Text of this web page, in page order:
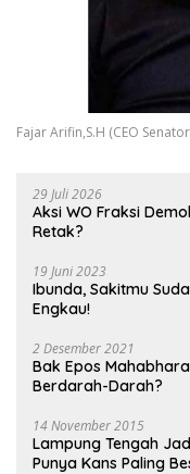
Fajar Arifin,S.H (CEO
29 Juli 2026
Aksi WO Fraksi
Retak?
19 Juni 2023
Ibunda, Sakitmu
Engkau!
2 Desember 2021
Bak Epos
Berdarah-Darah?
14 November 2015
Lampung Tengah
Punya Kans Paling